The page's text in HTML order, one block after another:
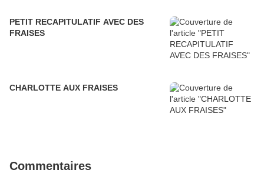
PETIT RECAPITULATIF AVEC DES
FRAISES
CHARLOTTE AUX FRAISES
Commentaires